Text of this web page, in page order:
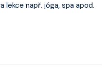
lekce např. jóga, spa apod.